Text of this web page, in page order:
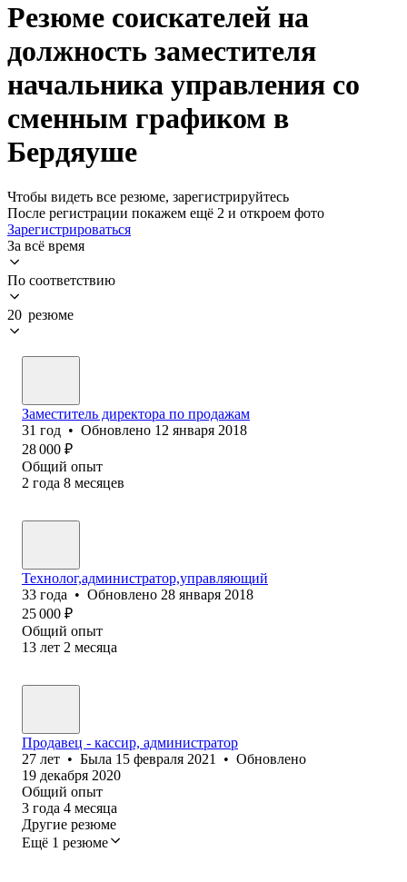
Резюме соискателей на
должность заместителя
начальника управления со
сменным графиком в
Бердяуше
Чтобы видеть все резюме, зарегистрируйтесь
После регистрации покажем ещё 2 и откроем фото
Зарегистрироваться
За всё время
По соответствию
20 резюме
Заместитель директора по продажам
31 год • Обновлено 12 января 2018
28 000 ₽
Общий опыт
2 года 8 месяцев
Технолог,администратор,управляющий
33 года • Обновлено 28 января 2018
25 000 ₽
Общий опыт
13 лет 2 месяца
Продавец - кассир, администратор
27 лет • Была 15 февраля 2021 • Обновлено
19 декабря 2020
Общий опыт
3 года 4 месяца
Другие резюме
Ещё 1 резюме